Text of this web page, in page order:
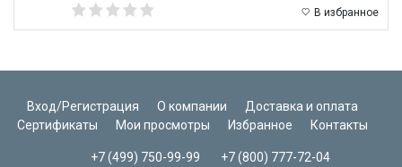
В избранное
Вход/Регистрация О компании
Доставка и оплата
Сертификаты
Мои просмотры Избранное Контакты
+7 (499) 750-99-99 +7 (800) 777-72-04